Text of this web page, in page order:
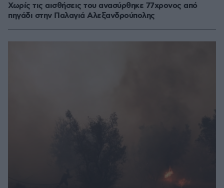
Χωρίς τις αισθήσεις του ανασύρθηκε 77χρονος από
πηγάδι στην Παλαγιά Αλεξανδρούπολης